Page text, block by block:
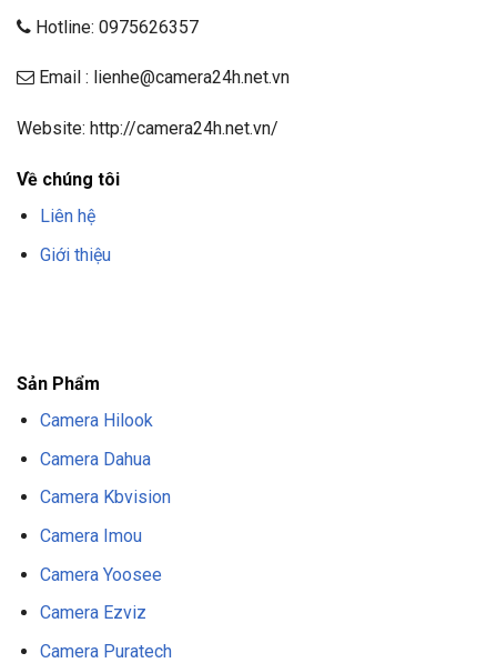
Hotline: 0975626357
Email : lienhe@camera24h.net.vn
Website: http://camera24h.net.vn/
Về chúng tôi
Liên hệ
Giới thiệu
Sản Phẩm
Camera Hilook
Camera Dahua
Camera Kbvision
Camera Imou
Camera Yoosee
Camera Ezviz
Camera Puratech